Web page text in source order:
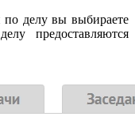
делу вы выбираете
предоставляются